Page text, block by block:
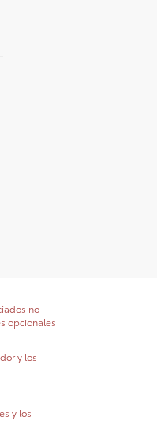
no
opcionales
y los
y los